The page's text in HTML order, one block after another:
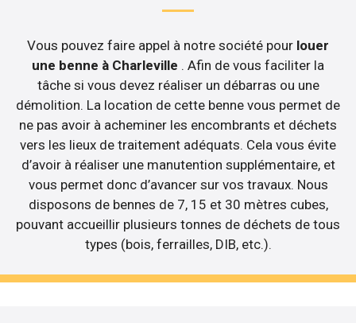
Vous pouvez faire appel à notre société pour louer
une benne à Charleville . Afin de vous faciliter la
tâche si vous devez réaliser un débarras ou une
démolition. La location de cette benne vous permet de
ne pas avoir à acheminer les encombrants et déchets
vers les lieux de traitement adéquats. Cela vous évite
d’avoir à réaliser une manutention supplémentaire, et
vous permet donc d’avancer sur vos travaux. Nous
disposons de bennes de 7, 15 et 30 mètres cubes,
pouvant accueillir plusieurs tonnes de déchets de tous
types (bois, ferrailles, DIB, etc.).